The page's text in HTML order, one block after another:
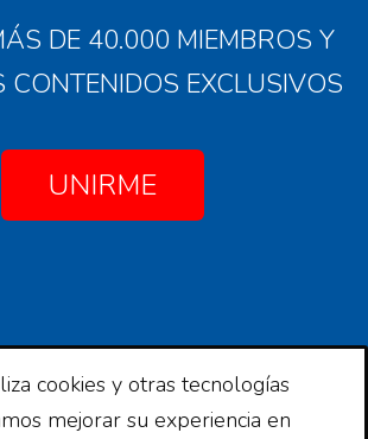
DE 40.000 MIEMBROS Y
CONTENIDOS EXCLUSIVOS
UNIRME
Comunidad Financiera
cookies y otras tecnologías
mejorar su experiencia en